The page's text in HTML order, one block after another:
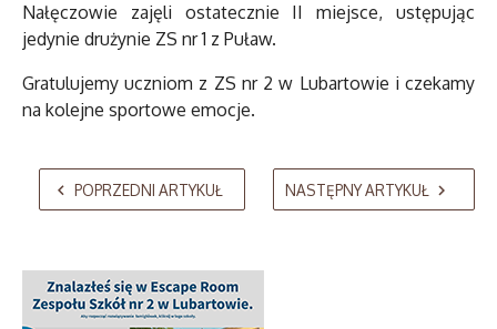
Nałęczowie zajęli ostatecznie II miejsce, ustępując
jedynie drużynie ZS nr 1 z Puław.
Gratulujemy uczniom z ZS nr 2 w Lubartowie i czekamy
na kolejne sportowe emocje.
AdmirorGallery 5.2.0, author/sVasiljevski Kekeljevic.
POPRZEDNI ARTYKUŁ NASTĘPNY ARTYKUŁ